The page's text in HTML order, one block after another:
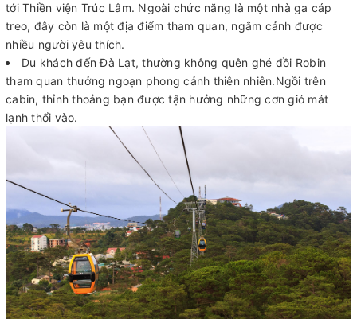
tới Thiền viện Trúc Lâm. Ngoài chức năng là một nhà ga cáp
treo, đây còn là một địa điểm tham quan, ngắm cảnh được
nhiều người yêu thích.
Du khách đến Đà Lạt, thường không quên ghé đồi Robin
tham quan thưởng ngoạn phong cảnh thiên nhiên.Ngồi trên
cabin, thỉnh thoảng bạn được tận hưởng những cơn gió mát
lạnh thổi vào.